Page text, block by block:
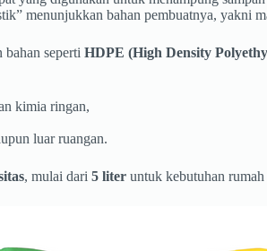
menunjukkan bahan pembuatnya, yakni
seperti HDPE (High Density
kimia ringan,
luar ruangan.
, mulai dari 5 liter untuk kebutuhan